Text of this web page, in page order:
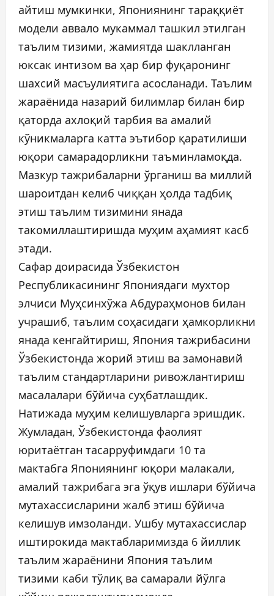
айтиш мумкинки, Япониянинг тараққиёт
модели аввало мукаммал ташкил этилган
таълим тизими, жамиятда шаклланган
юксак интизом ва ҳар бир фуқаронинг
шахсий масъулиятига асосланади. Таълим
жараёнида назарий билимлар билан бир
қаторда ахлоқий тарбия ва амалий
кўникмаларга катта эътибор қаратилиши
юқори самарадорликни таъминламоқда.
Мазкур тажрибаларни ўрганиш ва миллий
шароитдан келиб чиққан ҳолда тадбиқ
этиш таълим тизимини янада
такомиллаштиришда муҳим аҳамият касб
этади.
Сафар доирасида Ўзбекистон
Республикасининг Япониядаги мухтор
элчиси Муҳсинхўжа Абдураҳмонов билан
учрашиб, таълим соҳасидаги ҳамкорликни
янада кенгайтириш, Япония тажрибасини
Ўзбекистонда жорий этиш ва замонавий
таълим стандартларини ривожлантириш
масалалари бўйича суҳбатлашдик.
Натижада муҳим келишувларга эришдик.
Жумладан, Ўзбекистонда фаолият
юритаётган тасарруфимдаги 10 та
мактабга Япониянинг юқори малакали,
амалий тажрибага эга ўқув ишлари бўйича
мутахассисларини жалб этиш бўйича
келишув имзоланди. Ушбу мутахассислар
иштирокида мактабларимизда 6 йиллик
таълим жараёнини Япония таълим
тизими каби тўлиқ ва самарали йўлга